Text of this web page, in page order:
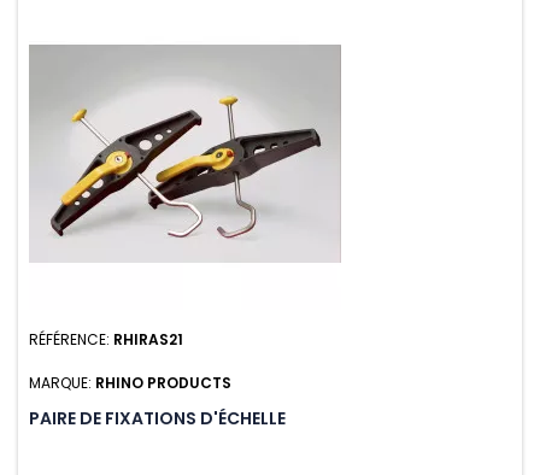
RÉFÉRENCE: RHIRAS21
MARQUE: RHINO PRODUCTS
PAIRE DE FIXATIONS D'ÉCHELLE